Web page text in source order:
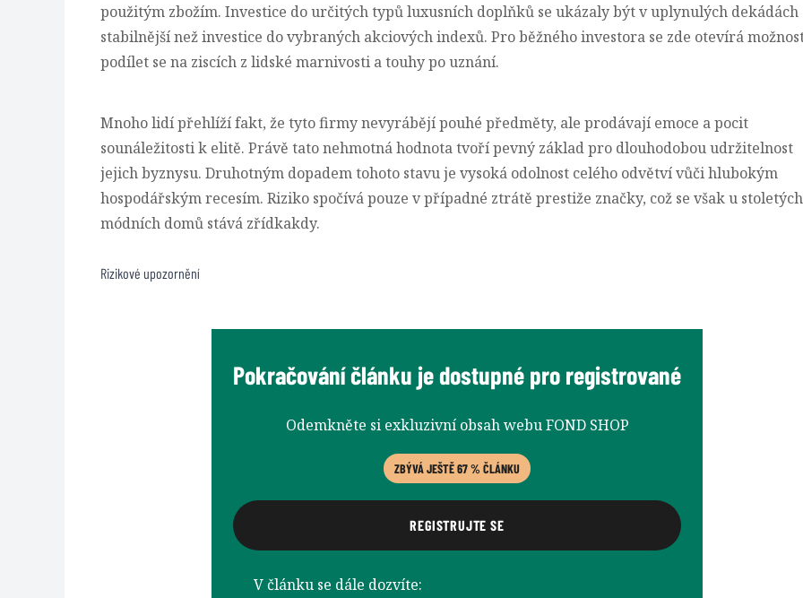
použitým zbožím. Investice do určitých typů luxusních doplňků se ukázaly být v uplynulých dekádách
stabilnější než investice do vybraných akciových indexů. Pro běžného investora se zde otevírá
podílet se na ziscích z lidské marnivosti a touhy po uznání.
Mnoho lidí přehlíží fakt, že tyto firmy nevyrábějí pouhé předměty, ale prodávají emoce a pocit
sounáležitosti k elitě. Právě tato nehmotná hodnota tvoří pevný základ pro dlouhodobou udržitelnost
jejich byznysu. Druhotným dopadem tohoto stavu je vysoká odolnost celého odvětví vůči hlubokým
hospodářským recesím. Riziko spočívá pouze v případné ztrátě prestiže značky, což se však u stoletých
módních domů stává zřídkakdy.
Rizikové upozornění
Pokračování článku je dostupné pro registrované
Odemkněte si exkluzivní obsah webu FOND SHOP
ZBÝVÁ JEŠTĚ 67 % ČLÁNKU
REGISTRUJTE SE
V článku se dále dozvíte: